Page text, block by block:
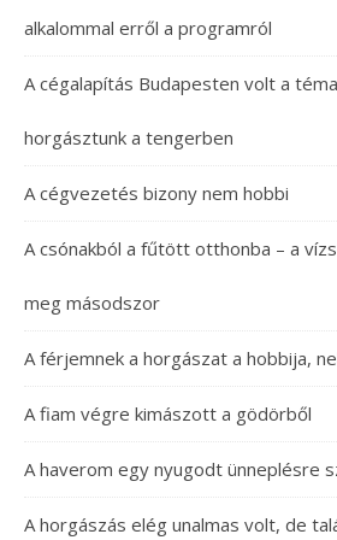
alkalommal erről a programról
A cégalapítás Budapesten volt a
horgásztunk a tengerben
A cégvezetés bizony nem hobbi
A csónakból a fűtött otthonba – a
meg másodszor
A férjemnek a horgászat a hobbija,
A fiam végre kimászott a gödörből
A haverom egy nyugodt ünneplésre
A horgászás elég unalmas volt, de